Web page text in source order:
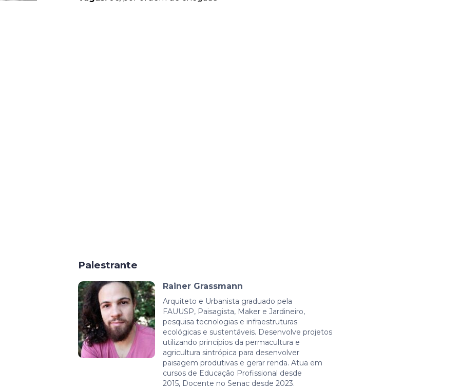
Palestrante
Rainer Grassmann
Arquiteto e Urbanista graduado pela
FAUUSP, Paisagista, Maker e Jardineiro,
pesquisa tecnologias e infraestruturas
ecológicas e sustentáveis. Desenvolve projetos
utilizando princípios da permacultura e
agricultura sintrópica para desenvolver
paisagem produtivas e gerar renda. Atua em
cursos de Educação Profissional desde
2015, Docente no Senac desde 2023.